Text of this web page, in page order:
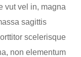
vut vel in, magna
sagittis
scelerisque
non elementum